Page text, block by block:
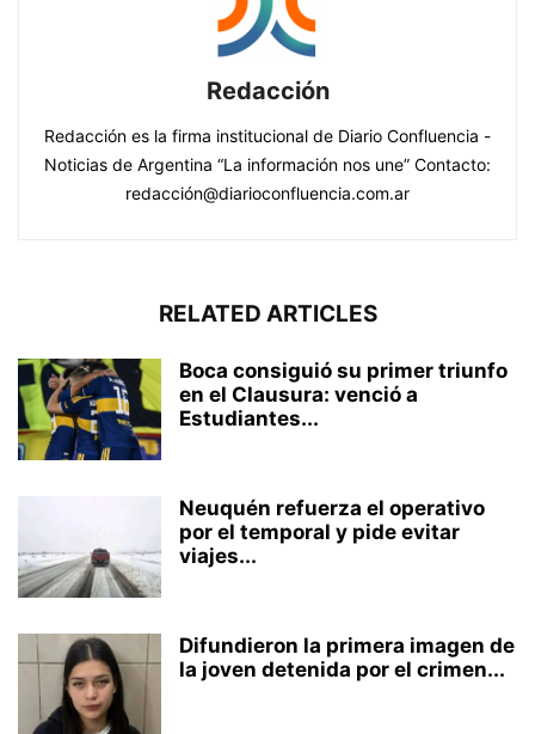
Redacción
Redacción es la firma institucional de Diario Confluencia -
Noticias de Argentina “La información nos une” Contacto:
redacción@diarioconfluencia.com.ar
RELATED ARTICLES
Boca consiguió su primer triunfo
en el Clausura: venció a
Estudiantes...
Neuquén refuerza el operativo
por el temporal y pide evitar
viajes...
Difundieron la primera imagen de
la joven detenida por el crimen...